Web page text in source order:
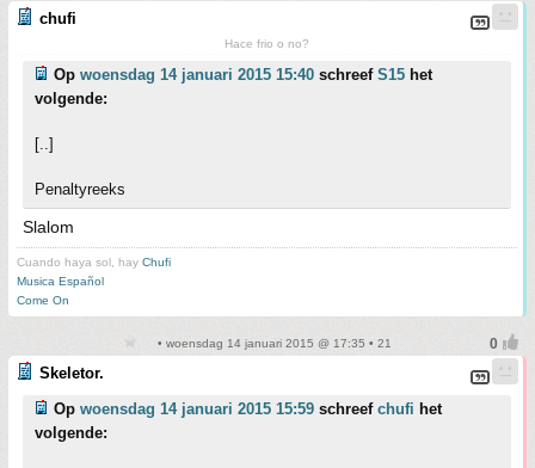
chufi
Hace frio o no?
Op woensdag 14 januari 2015 15:40 schreef S15 het
volgende:
[..]
Penaltyreeks
Slalom
Cuando haya sol, hay Chufi
Musica Español
Come On
• woensdag 14 januari 2015 @ 17:35 • 21
Skeletor.
Op woensdag 14 januari 2015 15:59 schreef chufi het
volgende: